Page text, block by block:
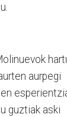
aurpegi
guztiak aski